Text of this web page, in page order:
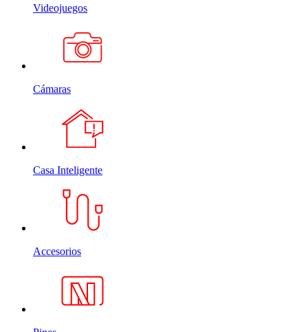
Videojuegos
Cámaras
Casa Inteligente
Accesorios